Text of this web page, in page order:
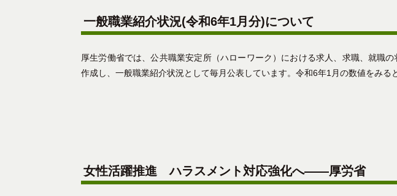
一般職業紹介状況(令和6年1月分)について
厚生労働省では、公共職業安定所（ハローワーク）における求人、求職、就職
作成し、一般職業紹介状況として毎月公表しています。令和6年1月の数値をみ
女性活躍推進 ハラスメント対応強化へ――厚労省